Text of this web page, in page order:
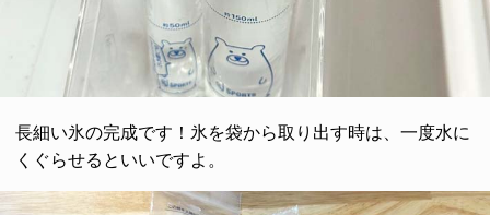
長細い氷の完成です！氷を袋から取り出す時は、一度水に
くぐらせるといいですよ。